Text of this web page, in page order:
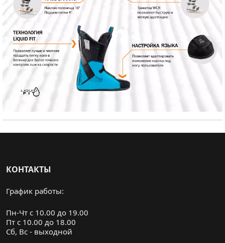
КОНТАКТЫ
График работы:
Пн-Чт с 10.00 до 19.00
Пт с 10.00 до 18.00
Cб, Вс - выходной